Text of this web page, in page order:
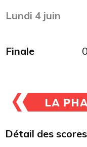
Lundi 4 juin
Finale
Détail des scores